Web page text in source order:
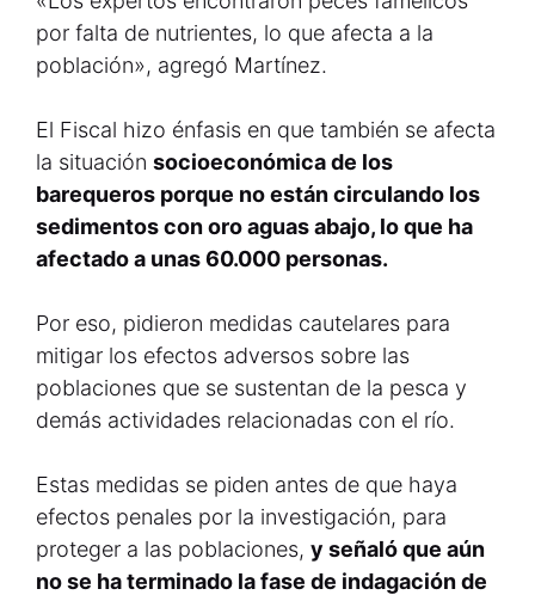
por falta de nutrientes, lo que afecta a la
población», agregó Martínez.
El Fiscal hizo énfasis en que también se afecta
la situación socioeconómica de los
barequeros porque no están circulando los
sedimentos con oro aguas abajo, lo que ha
afectado a unas 60.000 personas.
Por eso, pidieron medidas cautelares para
mitigar los efectos adversos sobre las
poblaciones que se sustentan de la pesca y
demás actividades relacionadas con el río.
Estas medidas se piden antes de que haya
efectos penales por la investigación, para
proteger a las poblaciones, y señaló que aún
no se ha terminado la fase de indagación de